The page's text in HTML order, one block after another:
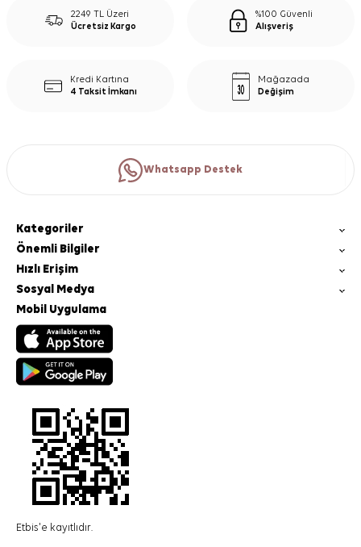
2249 TL Üzeri
Ücretsiz Kargo
%100 Güvenli
Alışveriş
Kredi Kartına
4 Taksit İmkanı
Mağazada
Değişim
Whatsapp Destek
Kategoriler
Önemli Bilgiler
Hızlı Erişim
Sosyal Medya
Mobil Uygulama
Etbis'e kayıtlıdır.